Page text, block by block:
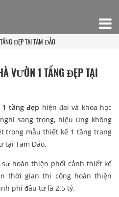
ĐẸP TẠI TAM ĐẢO
VƯỜN 1 TẦNG ĐẸP TẠI
tầng đẹp hiện đại và khoa học
sang trọng, hiệu ứng không
trong mẫu thiết kế 1 tầng trang
tại Tam Đảo.
hoàn thiện phối cảnh thiết kế
thời gian thi công hoàn thiện
phí đầu tư là 2.5 tỷ.